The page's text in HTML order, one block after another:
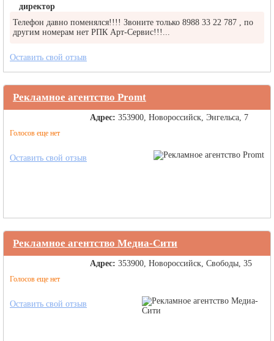
директор
Телефон давно поменялся!!!! Звоните только 8988 33 22 787 , по
другим номерам нет РПК Арт-Сервис!!!...
Оставить свой отзыв
Рекламное агентство Promt
Голосов еще нет
Адрес: 353900, Новороссийск, Энгельса, 7
Оставить свой отзыв
Рекламное агентство Медиа-Сити
Голосов еще нет
Адрес: 353900, Новороссийск, Свободы, 35
Оставить свой отзыв